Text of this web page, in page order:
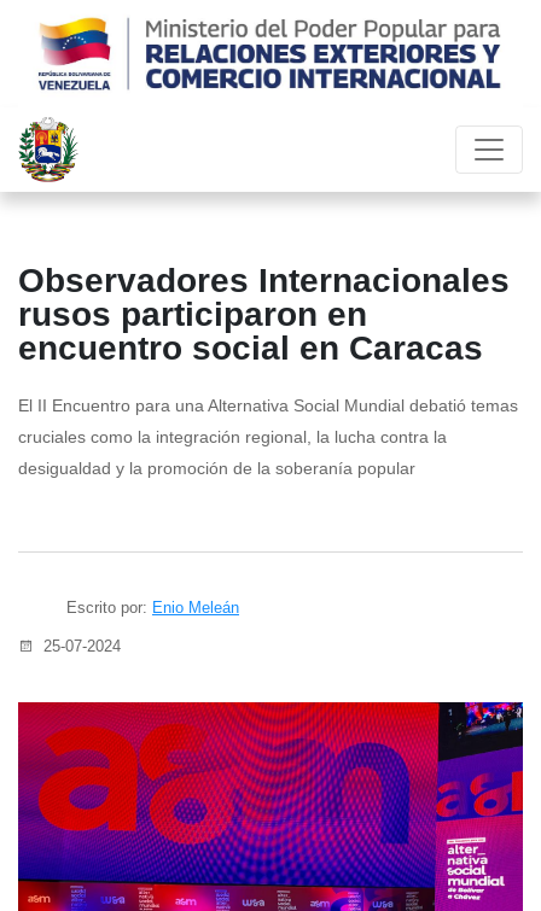
Observadores Internacionales
rusos participaron en
encuentro social en Caracas
El II Encuentro para una Alternativa Social Mundial debatió temas
cruciales como la integración regional, la lucha contra la
desigualdad y la promoción de la soberanía popular
Escrito por: Enio Meleán
25-07-2024